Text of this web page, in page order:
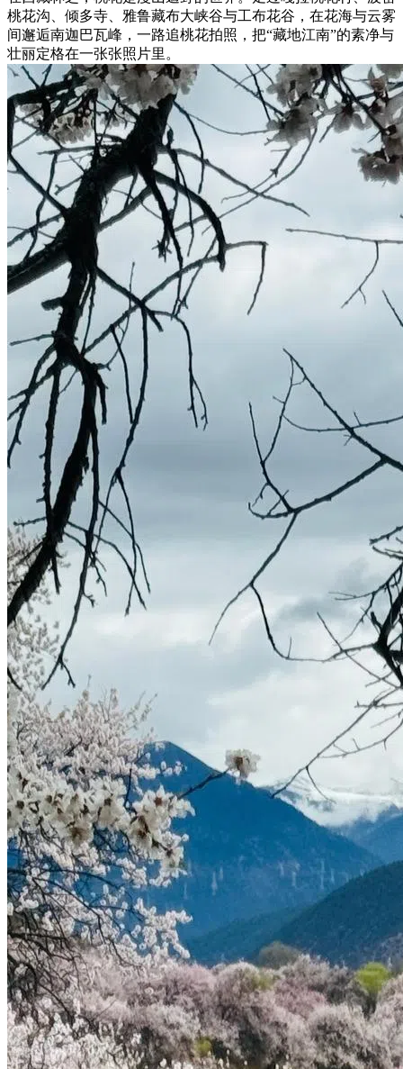
桃花沟、倾多寺、雅鲁藏布大峡谷与工布花谷，在花海与云雾
间邂逅南迦巴瓦峰，一路追桃花拍照，把“藏地江南”的素净与
壮丽定格在一张张照片里。